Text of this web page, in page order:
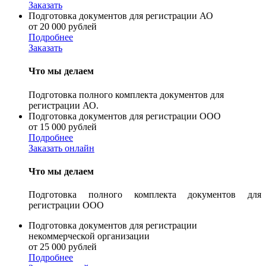
Заказать
Подготовка документов для регистрации АО
от 20 000 рублей
Подробнее
Заказать
Что мы делаем
Подготовка полного комплекта документов для
регистрации АО.
Подготовка документов для регистрации ООО
от 15 000 рублей
Подробнее
Заказать онлайн
Что мы делаем
Подготовка полного комплекта документов для
регистрации ООО
Подготовка документов для регистрации
некоммерческой организации
от 25 000 рублей
Подробнее